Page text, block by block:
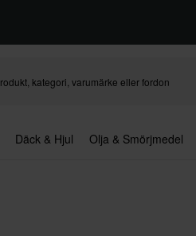
Däck & Hjul Olja & Smörjmedel